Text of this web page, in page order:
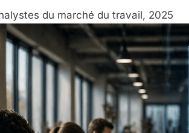
du marché du travail, 2025